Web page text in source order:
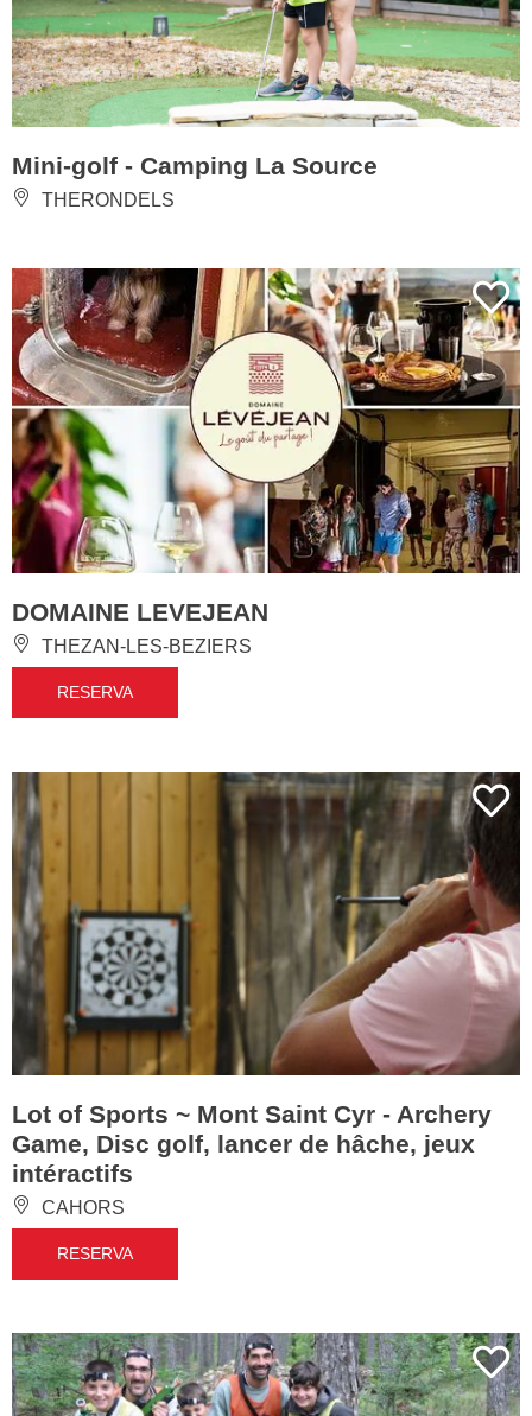
Mini-golf - Camping La Source
THERONDELS
DOMAINE LEVEJEAN
THEZAN-LES-BEZIERS
RESERVA
Lot of Sports ~ Mont Saint Cyr - Archery
Game, Disc golf, lancer de hâche, jeux
intéractifs
CAHORS
RESERVA